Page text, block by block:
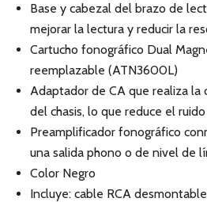
Base y cabezal del brazo de
mejorar la lectura y reducir la
Cartucho fonográfico Dual
reemplazable (ATN3600L)
Adaptador de CA que realiza la
del chasis, lo que reduce el
Preamplificador fonográfico
una salida phono o de nivel de
Color Negro
Incluye: cable RCA